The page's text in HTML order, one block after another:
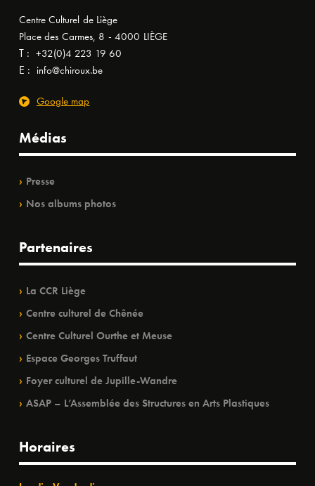
Centre Culturel de Liège
Place des Carmes, 8 - 4000 LIÈGE
T : +32(0)4 223 19 60
E : info@chiroux.be
Google map
Médias
Presse
Nos albums photos
Partenaires
La CCR Liège
Centre culturel de Chênée
Centre Culturel Ourthe et Meuse
Espace Georges Truffaut
Foyer culturel de Jupille-Wandre
ASAP – L’Assemblée des Structures en Arts Plastiques
Horaires